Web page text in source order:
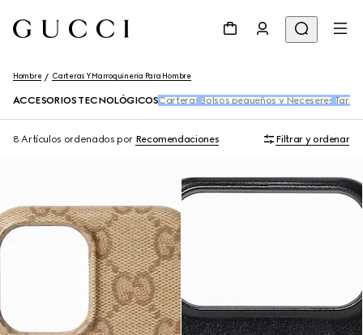
Hombre Carteras Y Marroquinería Para Hombre
ACCESORIOS TECNOLÓGICOS Carteras Bolsos pequeños y Neceseres
8 Artículos ordenados por Recomendaciones Filtrar y ordenar